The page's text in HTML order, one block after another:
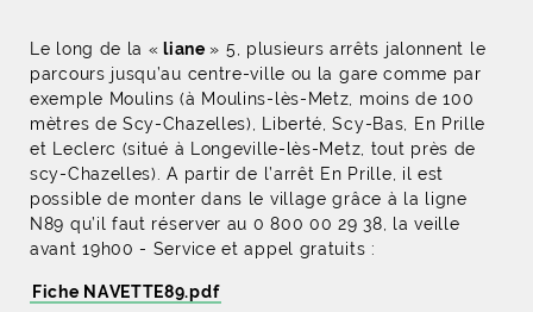
Le long de la « liane» 5, plusieurs arrêts jalonnent le
parcours jusqu’au centre-ville ou la gare comme par
exemple Moulins (à Moulins-lès-Metz, moins de 100
mètres de Scy-Chazelles), Liberté, Scy-Bas, En Prille
et Leclerc (situé à Longeville-lès-Metz, tout près de
scy-Chazelles). A partir de l’arrêt En Prille, il est
possible de monter dans le village grâce à la ligne
N89 qu’il faut réserver au 0 800 00 29 38, la veille
avant 19h00 - Service et appel gratuits :
Fiche NAVETTE89.pdf